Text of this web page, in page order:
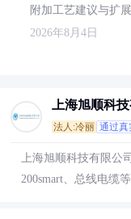
附加工艺建议与扩展
2026年8月4日
上海旭顺科
法人:冷丽 通过真
上海旭顺科技有限公
200smart、总线电缆